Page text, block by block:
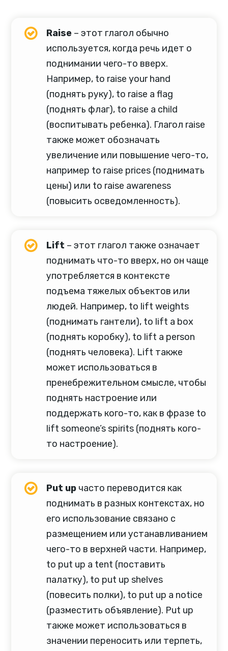
Raise – этот глагол обычно
используется, когда речь идет о
поднимании чего-то вверх.
Например, to raise your hand
(поднять руку), to raise a flag
(поднять флаг), to raise a child
(воспитывать ребенка). Глагол raise
также может обозначать
увеличение или повышение чего-то,
например to raise prices (поднимать
цены) или to raise awareness
(повысить осведомленность).
Lift – этот глагол также означает
поднимать что-то вверх, но он чаще
употребляется в контексте
подъема тяжелых объектов или
людей. Например, to lift weights
(поднимать гантели), to lift a box
(поднять коробку), to lift a person
(поднять человека). Lift также
может использоваться в
пренебрежительном смысле, чтобы
поднять настроение или
поддержать кого-то, как в фразе to
lift someone’s spirits (поднять кого-
то настроение).
Put up часто переводится как
поднимать в разных контекстах, но
его использование связано с
размещением или устанавливанием
чего-то в верхней части. Например,
to put up a tent (поставить
палатку), to put up shelves
(повесить полки), to put up a notice
(разместить объявление). Put up
также может использоваться в
значении переносить или терпеть,